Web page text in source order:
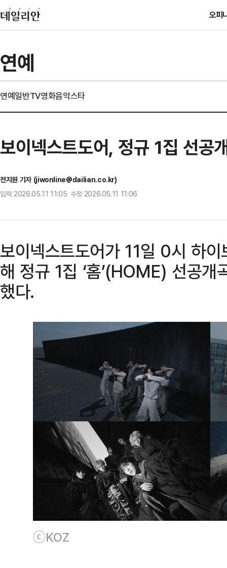
오피
연예
연예일반TV영화음악스타
보이넥스트도어, 정규 1집 선공
전지원 기자 (jiwonline@dailian.co.kr)
입력 2026.05.11 11:05 수정 2026.05.11 11:06
보이넥스트도어가 11일 0시 하
해 정규 1집 ‘홈’(HOME) 선공개
했다.
ⓒKOZ